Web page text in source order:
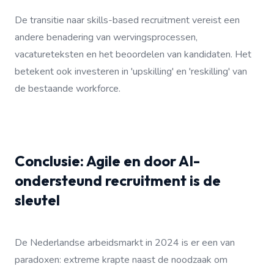
De transitie naar skills-based recruitment vereist een
andere benadering van wervingsprocessen,
vacatureteksten en het beoordelen van kandidaten. Het
betekent ook investeren in 'upskilling' en 'reskilling' van
de bestaande workforce.
Conclusie: Agile en door AI-
ondersteund recruitment is de
sleutel
De Nederlandse arbeidsmarkt in 2024 is er een van
paradoxen: extreme krapte naast de noodzaak om